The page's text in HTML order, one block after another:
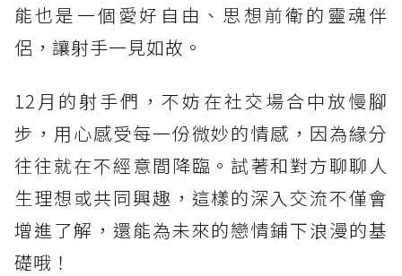
能也是一個愛好自由、思想前衛的靈魂伴
侶，讓射手一見如故。
12月的射手們，不妨在社交場合中放慢腳
步，用心感受每一份微妙的情感，因為緣分
往往就在不經意間降臨。試著和對方聊聊人
生理想或共同興趣，這樣的深入交流不僅會
增進了解，還能為未來的戀情鋪下浪漫的基
礎哦！